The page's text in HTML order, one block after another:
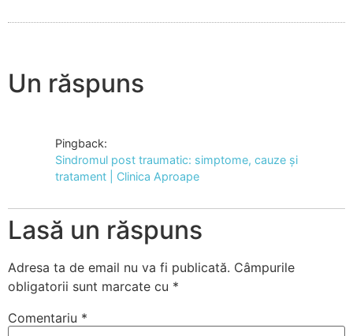
Un răspuns
Pingback:
Sindromul post traumatic: simptome, cauze și
tratament | Clinica Aproape
Lasă un răspuns
Adresa ta de email nu va fi publicată. Câmpurile
obligatorii sunt marcate cu *
Comentariu *